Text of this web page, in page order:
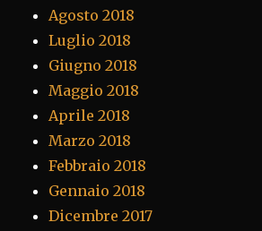
Agosto 2018
Luglio 2018
Giugno 2018
Maggio 2018
Aprile 2018
Marzo 2018
Febbraio 2018
Gennaio 2018
Dicembre 2017